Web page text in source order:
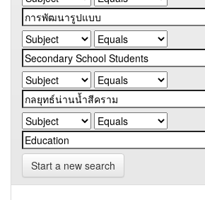
Start a new search